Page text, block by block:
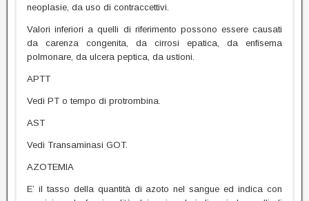
neoplasie, da uso di contraccettivi.
Valori inferiori a quelli di riferimento possono essere causati
da carenza congenita, da cirrosi epatica, da enfisema
polmonare, da ulcera peptica, da ustioni.
APTT
Vedi PT o tempo di protrombina.
AST
Vedi Transaminasi GOT.
AZOTEMIA
E’ il tasso della quantità di azoto nel sangue ed indica con